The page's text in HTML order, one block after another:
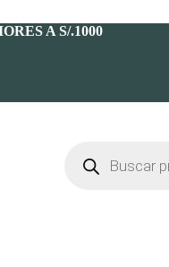
A S/.1000